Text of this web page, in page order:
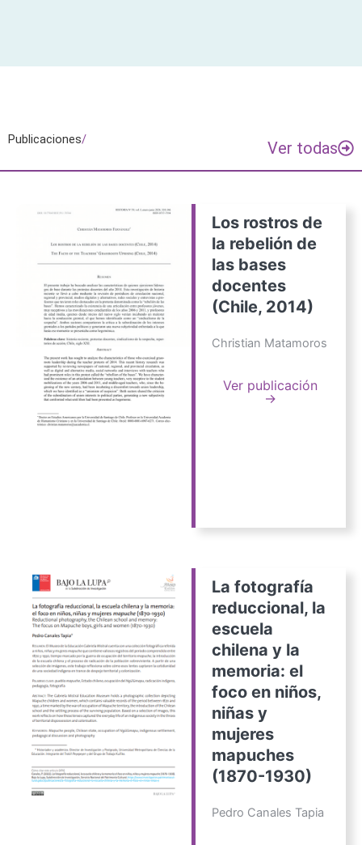
Publicaciones/ Ver todas
Los rostros de
la rebelión de
las bases
docentes
(Chile, 2014)
Christian Matamoros
Ver publicación
→
La fotografía
reduccional, la
escuela
chilena y la
memoria: el
foco en niños,
niñas y
mujeres
mapuches
(1870-1930)
Pedro Canales Tapia